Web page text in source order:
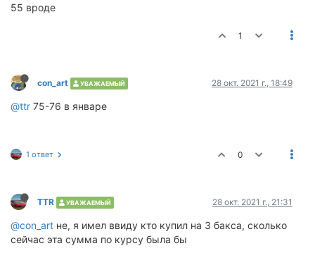
55 вроде
1
сon_art УВАЖАЕМЫЙ 28 окт. 2021 г., 18:49
@ttr 75-76 в январе
1 ответ 0
TTR УВАЖАЕМЫЙ 28 окт. 2021 г., 21:31
@сon_art не, я имел ввиду кто купил на 3 бакса, сколько
сейчас эта сумма по курсу была бы